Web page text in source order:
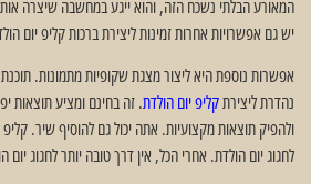
המאורע הבלתי נשכח הזה, והוא ייגע במחשבה שיצרה
יש גם אפשרויות אחרות זמינות ליצירת ברכות קליפ יום
אפשרות נוספת היא ליצור מצגת שקופיות מתמונות.
נהדרת ליצירתקליפ יום הולדת. זה בחינם ומציע תוצאות
ולהפיק תוצאות מקצועיות. אתה יכול גם להוסיף שיר.
לחגוג יום הולדת. אחרי הכל, אין דרך טובה יותר לחגוג